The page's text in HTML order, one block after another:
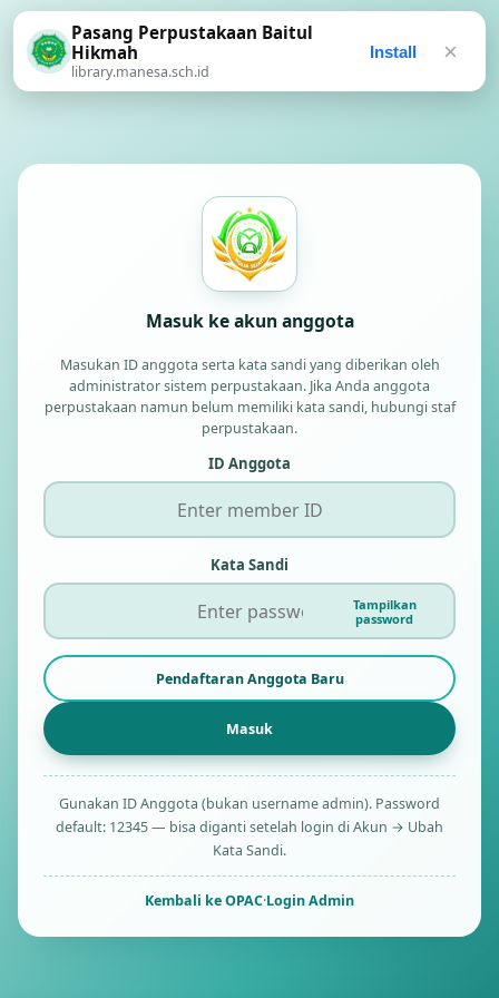
Masuk ke akun anggota
Masukan ID anggota serta kata sandi yang diberikan oleh
administrator sistem perpustakaan. Jika Anda anggota
perpustakaan namun belum memiliki kata sandi, hubungi staf
perpustakaan.
ID Anggota
Kata Sandi
Tampilkan
password
Pendaftaran Anggota Baru
Gunakan ID Anggota (bukan username admin). Password
default: 12345 — bisa diganti setelah login di Akun → Ubah
Kata Sandi.
Kembali ke OPAC·Login Admin
Pasang Perpustakaan Baitul
Hikmah
library.manesa.sch.id
Install ×